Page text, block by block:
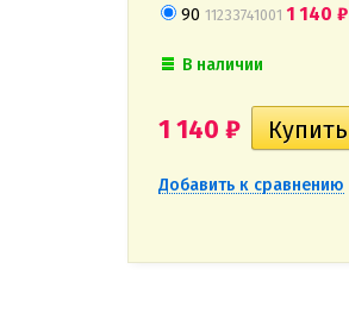
90 11233741001 1 140 ₽
В наличии
1 140 ₽
Добавить к сравнению